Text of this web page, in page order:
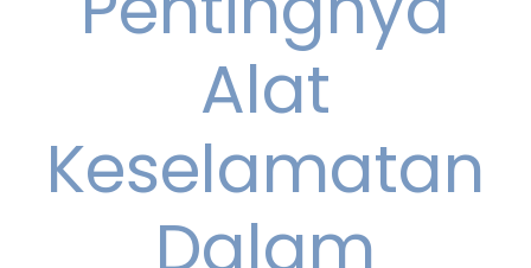
Alat
Keselamatan
Dalam